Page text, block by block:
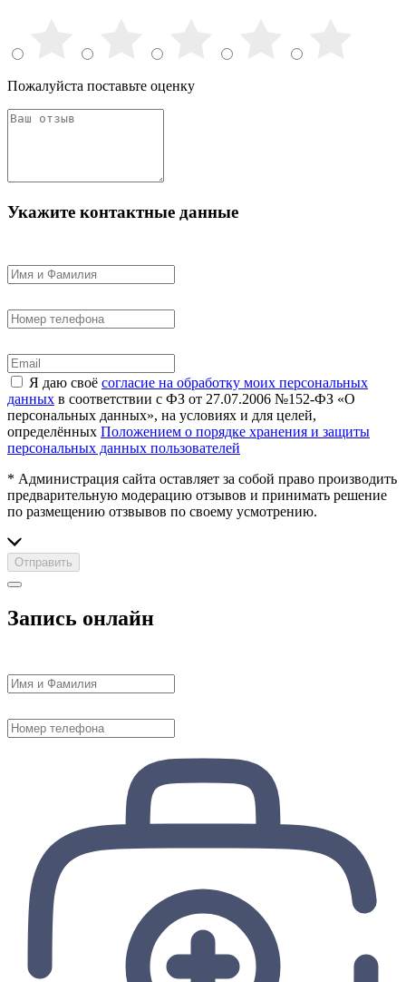
Пожалуйста поставьте оценку
Укажите контактные данные
Я даю своё согласие на обработку моих персональных
данных в соответствии с ФЗ от 27.07.2006 №152-ФЗ «О
персональных данных», на условиях и для целей,
определённых Положением о порядке хранения и защиты
персональных данных пользователей
* Администрация сайта оставляет за собой право производить
предварительную модерацию отзывов и принимать решение
по размещению отзвывов по своему усмотрению.
Отправить
Запись онлайн